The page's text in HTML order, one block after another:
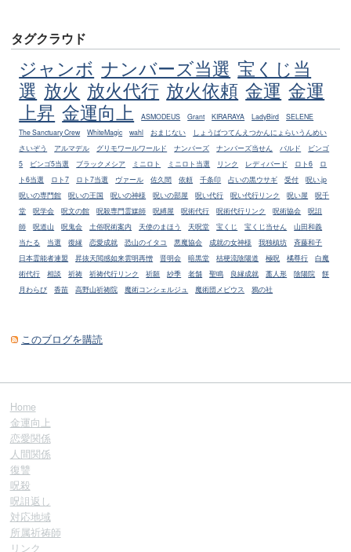
タグクラウド
ジャンボ ナンバーズ当選 宝くじ当
選 放火 放火代行 放火依頼 金運 金運
上昇 金運向上 ASMODEUS Grant KIRARAYA LadyBird
SELENE
The Sanctuary Crew
WhiteMagic wahl おまじない
しょうばつてんえつかんにょらいうんめい
さいぞう
アルマデル グリモワールワールド ナンバーズ ナンバーズ当せん バルド
ビンゴ
5
ビンゴ5当選 ブラックメシア ミニロト ミニロト当選 リンク レディバード ロト6
ロ
ト6当選
ロト7 ロト7当選 ヴァール 佐久間 依頼 千条印 占いの黒ウサギ 受付
呪い.jp
呪いの専門館
呪いの王国 呪いの神様 呪いの部屋 呪い代行 呪い代行リンク 呪い屋
呪千
堂
呪学会 呪文の館 呪殺専門霊媒師 呪縛屋 呪術代行 呪術代行リンク 呪術協会
呪詛
師
呪道山 呪鬼会 土俗呪術案内 天使のまほう 天呪堂 宝くじ 宝くじ当せん
山田和義
当たる
当選 復縁 恋愛成就 恐山のイタコ 悪魔協会 成就の女神様 我独槙坊
斉藤和子
日本霊能者連盟
昇抜天閲感如来雲明再憎 晋明会 暗黒堂 桔梗流陰陽道 極呪 橘尊行
白魔
術代行
相談 祈祷 祈祷代行リンク 祈願 紗季 老舗 聖鳴 良縁成就 藁人形 陰陽院
餅
月わらび
香苗 高野山祈祷院 魔術コンシェルジュ 魔術団メビウス 鴉の社
このブログを購読
Home
金運向上
恋愛関係
人間関係
復讐
呪殺
呪詛返し
対応地域
所属祈祷師
リンク